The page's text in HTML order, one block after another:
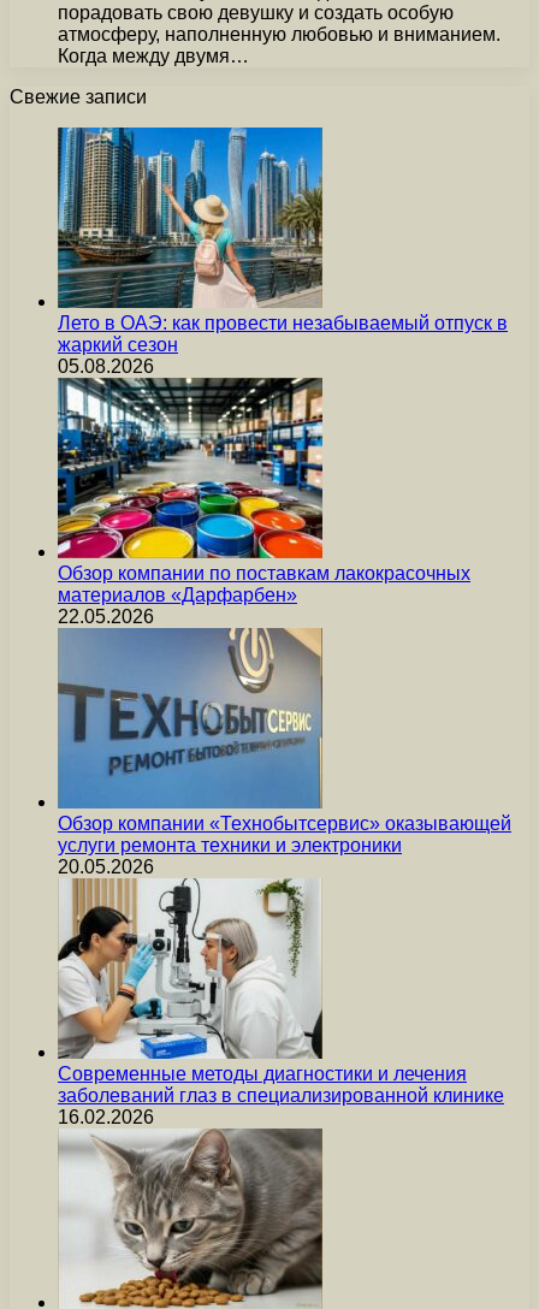
порадовать свою девушку и создать особую
атмосферу, наполненную любовью и вниманием.
Когда между двумя…
Свежие записи
Лето в ОАЭ: как провести незабываемый отпуск в
жаркий сезон
05.08.2026
Обзор компании по поставкам лакокрасочных
материалов «Дарфарбен»
22.05.2026
Обзор компании «Технобытсервис» оказывающей
услуги ремонта техники и электроники
20.05.2026
Современные методы диагностики и лечения
заболеваний глаз в специализированной клинике
16.02.2026